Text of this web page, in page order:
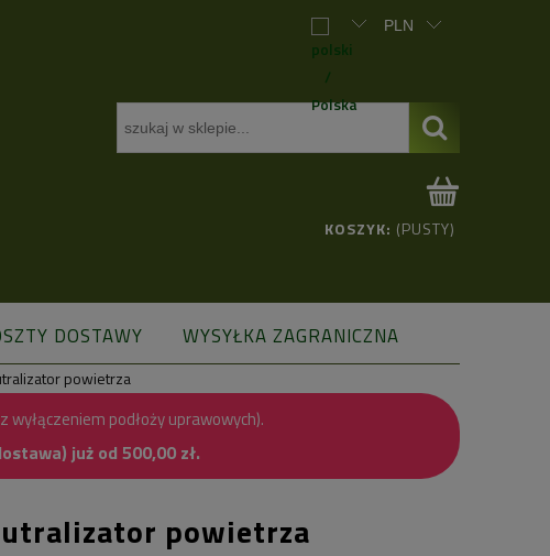
KOSZYK: (PUSTY)
DOSTAWY
WYSYŁKA ZAGRANICZNA
powietrza
podłoży uprawowych).
już od 500,00 zł.
powietrza